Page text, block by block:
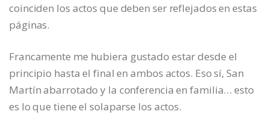
coinciden los actos que deben ser reflejados en estas
páginas.
Francamente me hubiera gustado estar desde el
principio hasta el final en ambos actos. Eso sí, San
Martín abarrotado y la conferencia en familia… esto
es lo que tiene el solaparse los actos.